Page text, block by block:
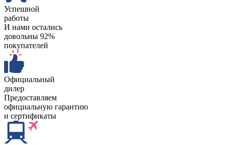
Успешной
работы
И нами остались
довольны 92%
покупателей
Официальный
дилер
Предоставляем
официальную гарантию
и сертификаты